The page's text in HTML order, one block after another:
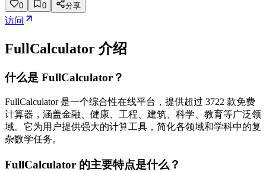
0 0 分享
访问
FullCalculator 介绍
什么是 FullCalculator？
FullCalculator 是一个综合性在线平台，提供超过 3722 款免费
计算器，涵盖金融、健康、工程、建筑、科学、教育等广泛领
域。它为用户提供强大的计算工具，简化各领域和学科中的复
杂数学任务。
FullCalculator 的主要特点是什么？